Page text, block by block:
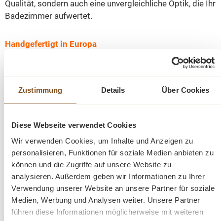
Zustimmung Details Über Cookies
Diese Webseite verwendet Cookies
Wir verwenden Cookies, um Inhalte und Anzeigen zu
personalisieren, Funktionen für soziale Medien anbieten zu
können und die Zugriffe auf unsere Website zu
analysieren. Außerdem geben wir Informationen zu Ihrer
Verwendung unserer Website an unsere Partner für soziale
Medien, Werbung und Analysen weiter. Unsere Partner
führen diese Informationen möglicherweise mit weiteren
Qualität, sondern auch eine unvergleichliche Optik, die Ihr
Badezimmer aufwertet.
Handgefertigt in Europa
Jedes Detail dieses Badezimmertisches wurde von
erfahrenen Handwerkern in Europa sorgfältig gefertigt.
Die äußerst solide Konstruktion verspricht eine
Zuverlässigkeit.
Harmonie von Funktionalität und Design
Unser Badezimmertisch bietet großzügigen Stauraum
für Ihre Bedürfnisse. Beachten Sie, dass Waschbecken
und Wasserhähne nicht im Preis enthalten sind, jedoch
auf unserer Website erhältlich sind, um die harmonische